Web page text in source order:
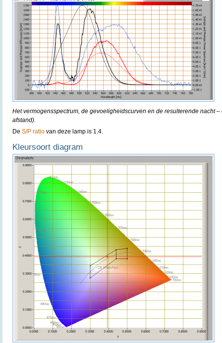
Het vermogensspectrum, de gevoeligheidscurven en de resulterende nacht
afstand).
De S/P ratio van deze lamp is 1.4.
Kleursoort diagram